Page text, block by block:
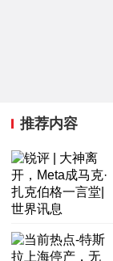
推荐内容